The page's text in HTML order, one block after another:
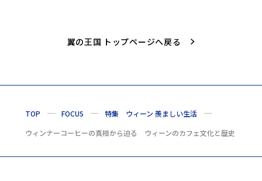
翼の王国 トップページへ戻る
TOP FOCUS
特集 ウィーン 羨ましい生活
ウィンナーコーヒーの真相から迫る ウィーンのカフェ文化と歴史